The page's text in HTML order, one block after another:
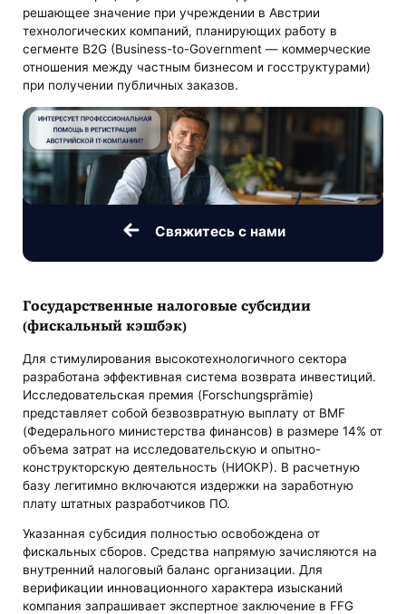
решающее значение при учреждении в Австрии
технологических компаний, планирующих работу в
сегменте B2G (Business-to-Government — коммерческие
отношения между частным бизнесом и госструктурами)
при получении публичных заказов.
Свяжитесь с нами
Государственные налоговые субсидии
(фискальный кэшбэк)
Для стимулирования высокотехнологичного сектора
разработана эффективная система возврата инвестиций.
Исследовательская премия (Forschungsprämie)
представляет собой безвозвратную выплату от BMF
(Федерального министерства финансов) в размере 14% от
объема затрат на исследовательскую и опытно-
конструкторскую деятельность (НИОКР). В расчетную
базу легитимно включаются издержки на заработную
плату штатных разработчиков ПО.
Указанная субсидия полностью освобождена от
фискальных сборов. Средства напрямую зачисляются на
внутренний налоговый баланс организации. Для
верификации инновационного характера изысканий
компания запрашивает экспертное заключение в FFG